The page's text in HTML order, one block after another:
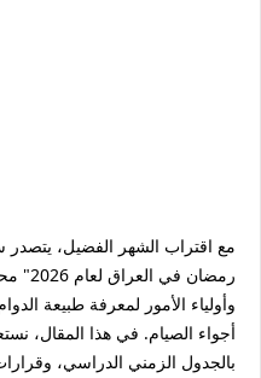
مع اقتراب الشهر الفضيل،
وأولياء الأمور لمعرفة طبيعة
أجواء الصيام. في هذا المقال،
بالجدول الزمني الدراسي،